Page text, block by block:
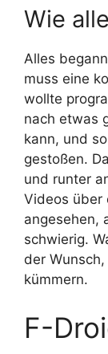
Wie
Alles
muss eine
wollte
nach etwas
kann, und
gestoßen.
und runter
Videos über
angesehen,
schwierig.
der
kümmern.
F-